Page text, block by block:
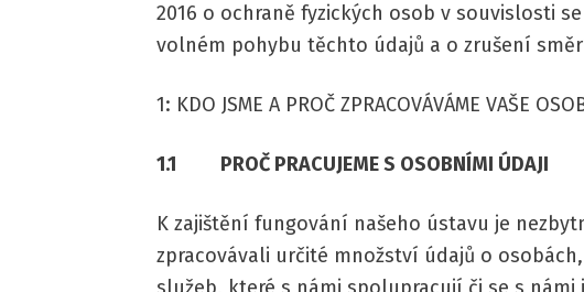
2016 o ochraně fyzických osob v souvislosti
volném pohybu těchto údajů a o zrušení
1: KDO JSME A PROČ ZPRACOVÁVÁME VAŠE
1.1 PROČ PRACUJEME S OSOBNÍMI ÚDAJI
K zajištění fungování našeho ústavu je
zpracovávali určité množství údajů o